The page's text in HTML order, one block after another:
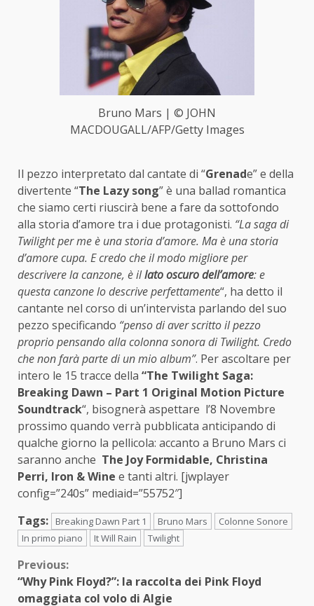
Bruno Mars | © JOHN
MACDOUGALL/AFP/Getty Images
Il pezzo interpretato dal cantate di “Grenade” e della
divertente “The Lazy song” è una ballad romantica
che siamo certi riuscirà bene a fare da sottofondo
alla storia d’amore tra i due protagonisti. “La saga di
Twilight per me è una storia d’amore. Ma è una storia
d’amore cupa. E credo che il modo migliore per
descrivere la canzone, è illato oscuro dell’amore: e
questa canzone lo descrive perfettamente“, ha detto il
cantante nel corso di un’intervista parlando del suo
pezzo specificando “penso di aver scritto il pezzo
proprio pensando alla colonna sonora di Twilight. Credo
che non farà parte di un mio album”. Per ascoltare per
intero le 15 tracce della “The Twilight Saga:
Breaking Dawn – Part 1 Original Motion Picture
Soundtrack“, bisognerà aspettare l’8 Novembre
prossimo quando verrà pubblicata anticipando di
qualche giorno la pellicola: accanto a Bruno Mars ci
saranno anche The Joy Formidable, Christina
Perri, Iron & Wine e tanti altri. [jwplayer
config=”240s” mediaid=”55752″]
Tags:
Breaking Dawn Part 1 Bruno Mars
Colonne Sonore
In primo piano
It Will Rain Twilight
Continue
Reading
Previous:
“Why Pink Floyd?”: la raccolta dei Pink Floyd
omaggiata col volo di Algie